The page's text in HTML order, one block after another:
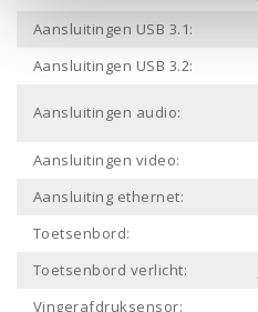
Aansluitingen USB 3.1:
Aansluitingen USB 3.2:
Aansluitingen audio:
Aansluitingen video:
Aansluiting ethernet:
Toetsenbord:
Toetsenbord verlicht:
Vingerafdruksensor: